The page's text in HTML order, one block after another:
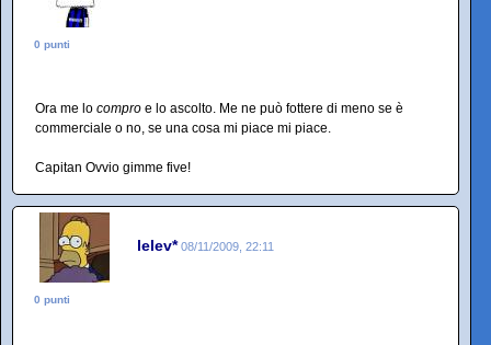
0 punti
Ora me lo compro e lo ascolto. Me ne può fottere di meno se è
commerciale o no, se una cosa mi piace mi piace.
Capitan Ovvio gimme five!
lelev* 08/11/2009, 22:11
0 punti